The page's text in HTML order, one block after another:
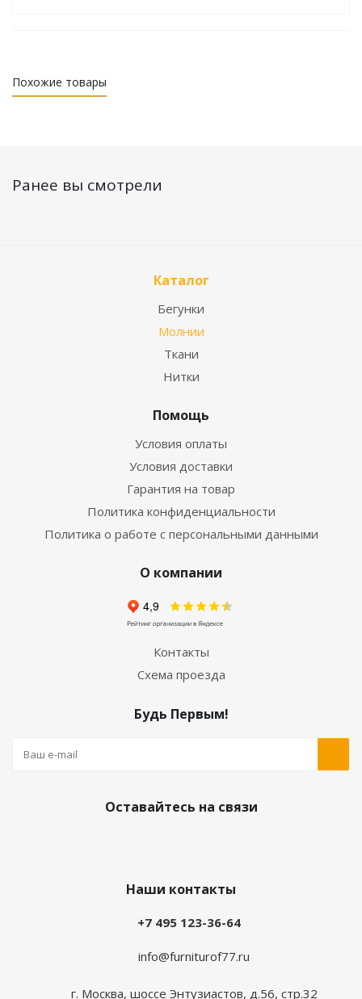
Похожие товары
Ранее вы смотрели
Каталог
Бегунки
Молнии
Ткани
Нитки
Помощь
Условия оплаты
Условия доставки
Гарантия на товар
Политика конфиденциальности
Политика о работе с персональными данными
О компании
Контакты
Схема проезда
Будь Первым!
Оставайтесь на связи
Наши контакты
+7 495 123-36-64
info@furniturof77.ru
г. Москва, шоссе Энтузиастов, д.56, стр.32